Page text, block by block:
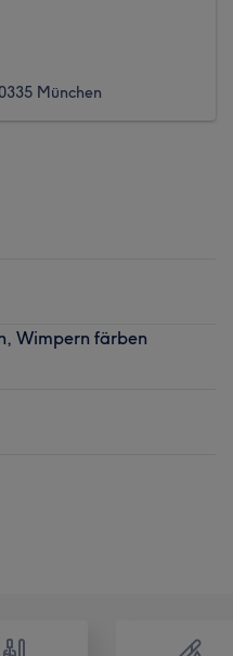
München
Wimpern färben